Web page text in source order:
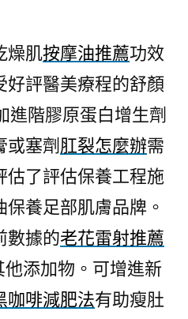
燥肌按摩油推薦功效
好評醫美療程的舒顏
進階膠原蛋白增生劑
或塞劑 肛裂怎麼辦需
估了評估保養工程施
保養足部肌膚品牌。
數據的老花雷射推薦
添加物。可增進新
咖啡減肥法有助瘦肚